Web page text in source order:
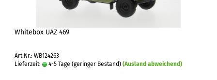
Whitebox UAZ 469
Art.Nr.: WB124263
Lieferzeit:
4-5 Tage (geringer Bestand) (Ausland abweichend)